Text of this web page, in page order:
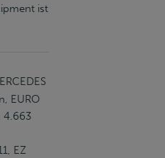
ist
EURO
4.663
EZ